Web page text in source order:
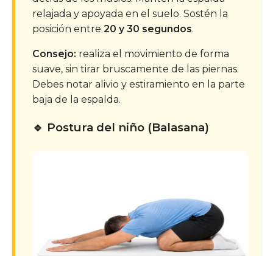
relajada y apoyada en el suelo. Sostén la
posición entre 20 y 30 segundos.
Consejo: realiza el movimiento de forma
suave, sin tirar bruscamente de las piernas.
Debes notar alivio y estiramiento en la parte
baja de la espalda.
🔹 Postura del niño (Balasana)